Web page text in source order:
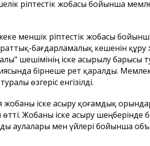
әріптестік жобасы бойынша
меншік әріптестік жобасы
бағдарламалық кешенін құру
шешімінің іске асырылу барысы
бірнеше рет қаралды.
өзгеріс енгізілді.
жобаны іске асыру қоғамдық
Жобаны іске асыру шеңберінде
аулалары мен үйлері бойынша